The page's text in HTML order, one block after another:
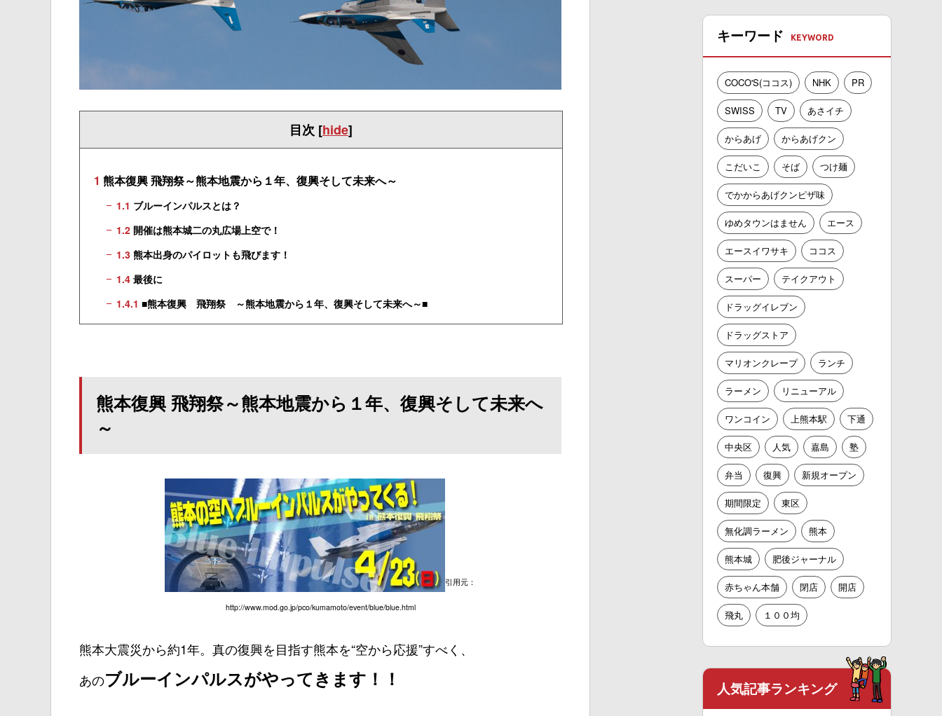
目次 [hide]
1 熊本復興 飛翔祭～熊本地震から１年、復興そして未来へ～
1.1 ブルーインパルスとは？
1.2 開催は熊本城二の丸広場上空で！
1.3 熊本出身のパイロットも飛びます！
1.4 最後に
1.4.1 ■熊本復興 飛翔祭 ～熊本地震から１年、復興そして未来へ～■
熊本復興 飛翔祭～熊本地震から１年、復興そして未来へ
～
引用元：
http://www.mod.go.jp/pco/kumamoto/event/blue/blue.html
熊本大震災から約1年。真の復興を目指す熊本を“空から応援”すべく、
あのブルーインパルスがやってきます！！
キーワード
COCO'S(ココス) NHK PR
SWISS TV あさイチ
からあげ からあげクン
こだいこ そば つけ麺
でかからあげクンピザ味
ゆめタウンはません エース
エースイワサキ ココス
スーパー テイクアウト
ドラッグイレブン
ドラッグストア
マリオンクレープ ランチ
ラーメン リニューアル
ワンコイン 上熊本駅 下通
中央区 人気 嘉島 塾
弁当 復興 新規オープン
期間限定 東区
無化調ラーメン 熊本
熊本城 肥後ジャーナル
赤ちゃん本舗 閉店 開店
飛丸 １００均
人気記事ランキング